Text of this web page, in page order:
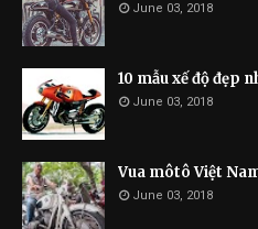
June 03, 2018
10 mẫu xế độ đẹp
June 03, 2018
Vua môtô Việt
June 03, 2018